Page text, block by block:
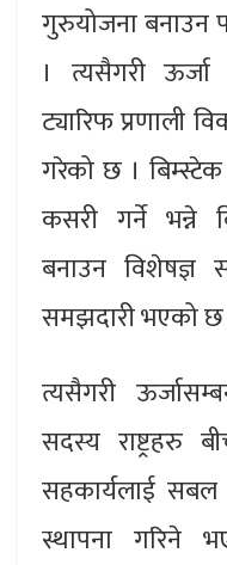
गुरुयोजना
। त्यसैगरी ऊर्जा
ट्यारिफ प्रणाली
गरेको छ । बिम्स्टेक
कसरी गर्ने भन्ने
बनाउन विशेषज्ञ
समझदारी भएको छ
त्यसैगरी
सदस्य राष्ट्रहरु
सहकार्यलाई सबल
स्थापना गरिने